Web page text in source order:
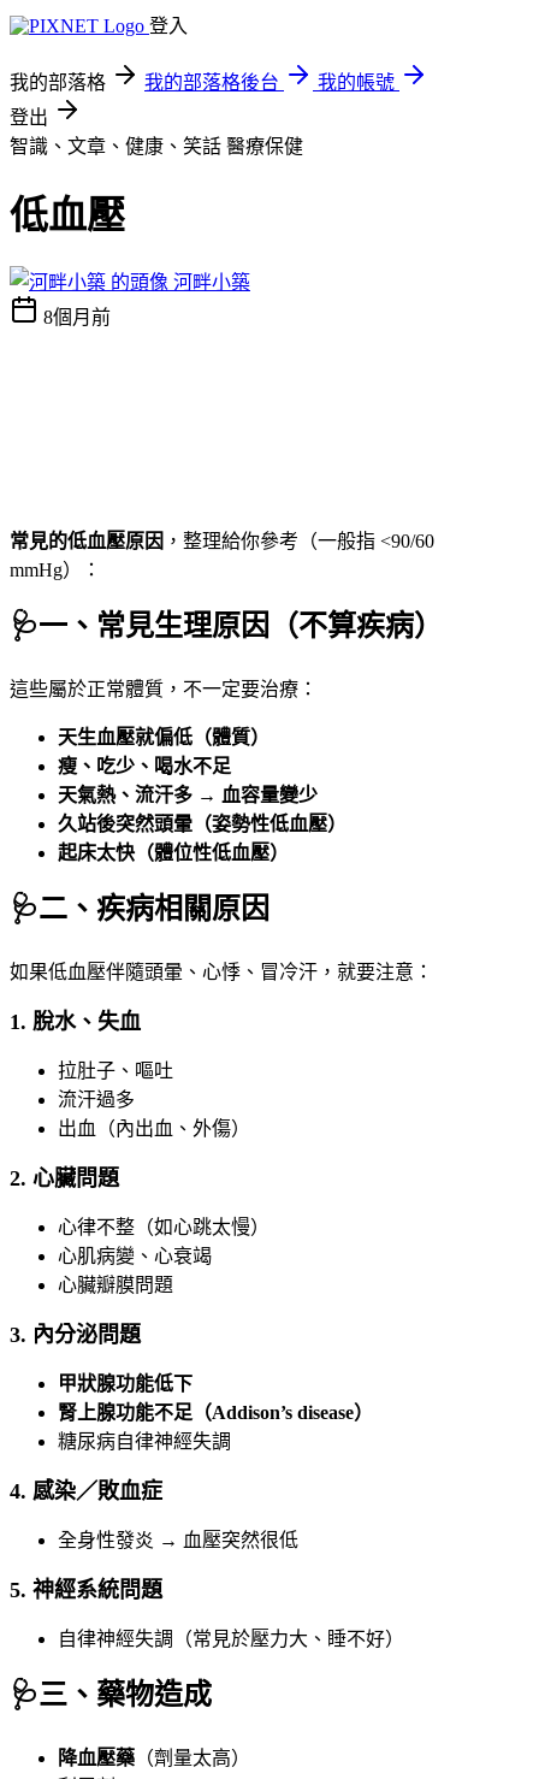
登入
我的部落格 我的部落格後台
我的帳號
登出
智識、文章、健康、笑話 醫療保健
低血壓
河畔小築
8個月前
常見的低血壓原因 ，整理給你參考（一般指 <90/60
mmHg）：
🩺一、常見生理原因（不算疾病）
這些屬於正常體質，不一定要治療：
天生血壓就偏低（體質）
瘦、吃少、喝水不足
天氣熱、流汗多 → 血容量變少
久站後突然頭暈（姿勢性低血壓）
起床太快（體位性低血壓）
🩺二、疾病相關原因
如果低血壓伴隨頭暈、心悸、冒冷汗，就要注意：
1. 脫水、失血
拉肚子、嘔吐
流汗過多
出血（內出血、外傷）
2. 心臟問題
心律不整（如心跳太慢）
心肌病變、心衰竭
心臟瓣膜問題
3. 內分泌問題
甲狀腺功能低下
腎上腺功能不足（Addison’s disease）
糖尿病自律神經失調
4. 感染／敗血症
全身性發炎 → 血壓突然很低
5. 神經系統問題
自律神經失調（常見於壓力大、睡不好）
🩺三、藥物造成
降血壓藥 （劑量太高）